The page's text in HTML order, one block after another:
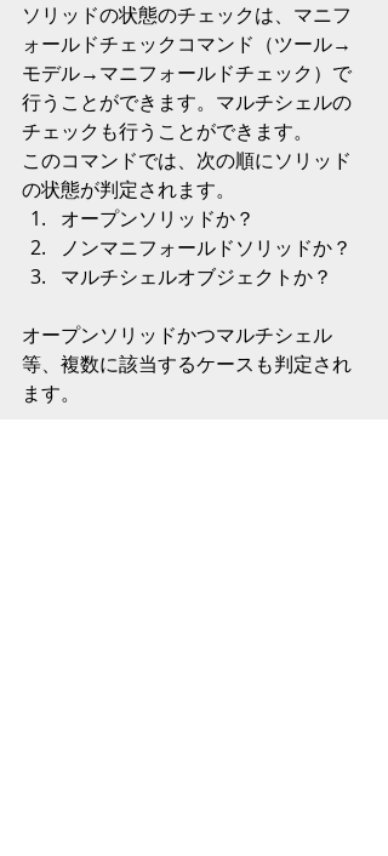
ソリッドの状態のチェックは、マニフ
ォールドチェックコマンド（ツール→
モデル→マニフォールドチェック）で
行うことができます。マルチシェルの
チェックも行うことができます。
このコマンドでは、次の順にソリッド
の状態が判定されます。
オープンソリッドか？
ノンマニフォールドソリッドか？
マルチシェルオブジェクトか？
オープンソリッドかつマルチシェル
等、複数に該当するケースも判定され
ます。